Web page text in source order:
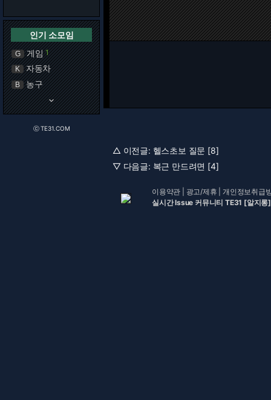
인기 소모임
G 게임 1
K 자동차
B 농구
keyboard_arrow_down
ⓒ TE31.COM
△ 이전글: 헬스초보 질문 [8]
▽ 다음글: 복근 만드려면 [4]
이용약관 광고/제휴 |개인정보취급
실시간 Issue 커뮤니티 TE31 [알지